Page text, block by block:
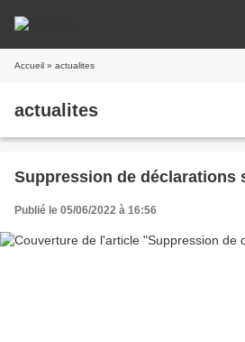
Accueil » actualites
actualites
Suppression de déclarations
Publié le 05/06/2022 à 16:56